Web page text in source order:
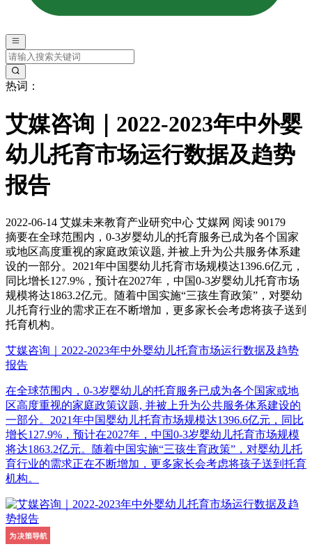
热词：
艾媒咨询｜2022-2023年中外婴
幼儿托育市场运行数据及趋势
报告
2022-06-14 艾媒未来教育产业研究中心 艾媒网 阅读 90179
摘要在全球范围内，0-3岁婴幼儿的托育服务已成为各个国家
或地区高度重视的家庭政策议题, 并被上升为公共服务体系建
设的一部分。2021年中国婴幼儿托育市场规模达1396.6亿元，
同比增长127.9%，预计在2027年，中国0-3岁婴幼儿托育市场
规模将达1863.2亿元。随着中国实施“三孩生育政策”，对婴幼
儿托育行业的需求正在不断增加，更多家长会考虑将孩子送到
托育机构。
艾媒咨询｜2022-2023年中外婴幼儿托育市场运行数据及趋势
报告
在全球范围内，0-3岁婴幼儿的托育服务已成为各个国家或地
区高度重视的家庭政策议题, 并被上升为公共服务体系建设的
一部分。2021年中国婴幼儿托育市场规模达1396.6亿元，同比
增长127.9%，预计在2027年，中国0-3岁婴幼儿托育市场规模
将达1863.2亿元。随着中国实施“三孩生育政策”，对婴幼儿托
育行业的需求正在不断增加，更多家长会考虑将孩子送到托育
机构。